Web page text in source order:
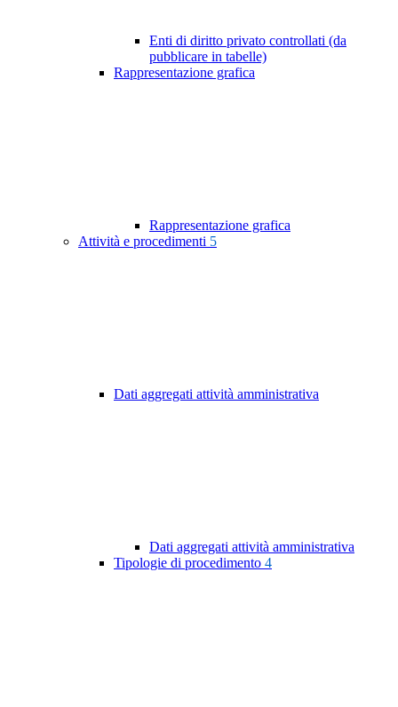
Enti di diritto privato controllati (da
pubblicare in tabelle)
Rappresentazione grafica
Rappresentazione grafica
Attività e procedimenti 5
Dati aggregati attività amministrativa
Dati aggregati attività amministrativa
Tipologie di procedimento 4